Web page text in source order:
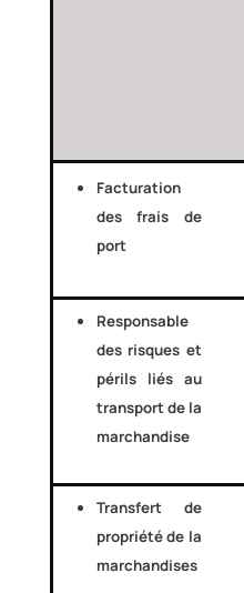
Facturation
des frais de
port
Responsable
des risques et
périls liés au
transport de la
marchandise
Transfert de
propriété de la
marchandises